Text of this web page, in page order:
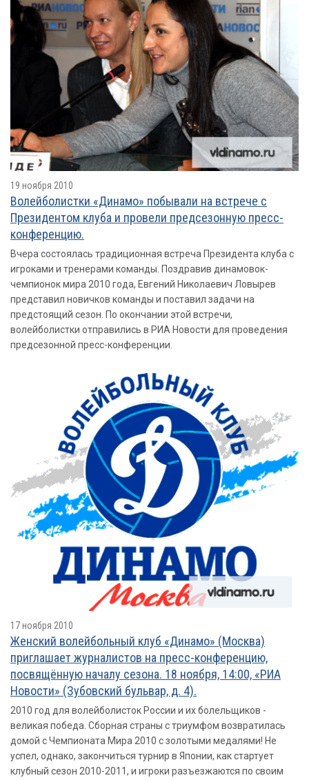
19 ноября 2010
Волейболистки «Динамо» побывали на встрече с
Президентом клуба и провели предсезонную пресс-
конференцию.
Вчера состоялась традиционная встреча Президента клуба с
игроками и тренерами команды. Поздравив динамовок-
чемпионок мира 2010 года, Евгений Николаевич Ловырев
представил новичков команды и поставил задачи на
предстоящий сезон. По окончании этой встречи,
волейболистки отправились в РИА Новости для проведения
предсезонной пресс-конференции.
17 ноября 2010
Женский волейбольный клуб «Динамо» (Москва)
приглашает журналистов на пресс-конференцию,
посвящённую началу сезона. 18 ноября, 14:00, «РИА
Новости» (Зубовский бульвар, д. 4).
2010 год для волейболисток России и их болельщиков -
великая победа. Сборная страны с триумфом возвратилась
домой с Чемпионата Мира 2010 с золотыми медалями! Не
успел, однако, закончиться турнир в Японии, как стартует
клубный сезон 2010-2011, и игроки разъезжаются по своим